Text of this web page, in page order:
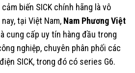
biến SICK chính hãng là vô
tại Việt Nam, Nam Phương Việt
cung cấp uy tín hàng đầu trong
nghiệp, chuyên phân phối các
SICK, trong đó có series G6.